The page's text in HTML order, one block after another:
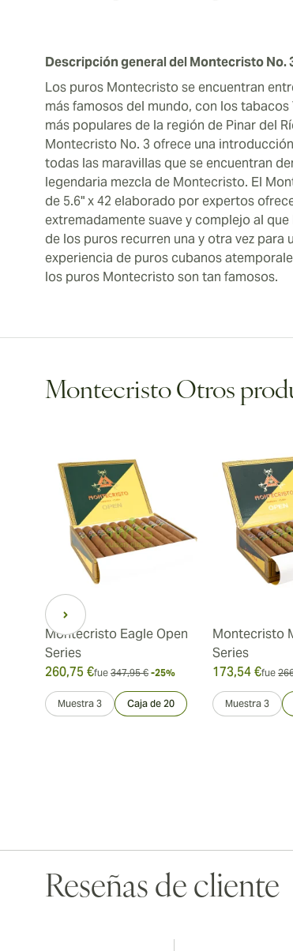
Descripción general del Montecristo No.
Los puros Montecristo se encuentran
más famosos del mundo, con los
más populares de la región de Pinar del
Montecristo No. 3 ofrece una
todas las maravillas que se encuentran
legendaria mezcla de Montecristo. El
de 5.6" x 42 elaborado por expertos
extremadamente suave y complejo al
de los puros recurren una y otra vez para
experiencia de puros cubanos
los puros Montecristo son tan famosos.
Montecristo Otros
Montecristo Eagle Open
Series
260,75 €fue 347,95 € -25%
Muestra 3 Caja de 20
Montecristo
Series
173,54 €fue
Muestra 3
Reseñas de cliente